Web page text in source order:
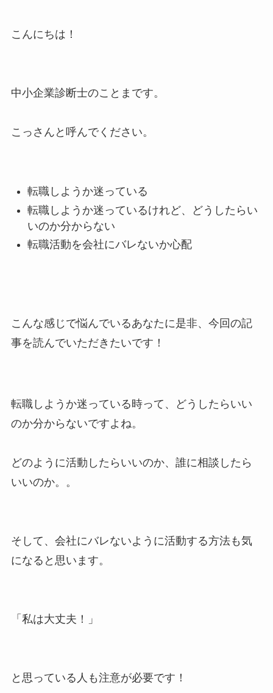
こんにちは！
中小企業診断士のことまです。
こっさんと呼んでください。
転職しようか迷っている
転職しようか迷っているけれど、どうしたらい
いのか分からない
転職活動を会社にバレないか心配
こんな感じで悩んでいるあなたに是非、今回の記
事を読んでいただきたいです！
転職しようか迷っている時って、どうしたらいい
のか分からないですよね。
どのように活動したらいいのか、誰に相談したら
いいのか。。
そして、会社にバレないように活動する方法も気
になると思います。
「私は大丈夫！」
と思っている人も注意が必要です！